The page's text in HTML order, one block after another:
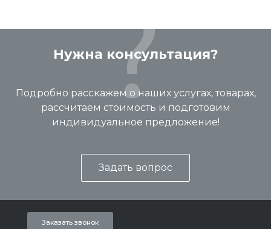
Нужна консультация?
Подробно расскажем о наших услугах, товарах,
рассчитаем стоимость и подготовим
индивидуальное предложение!
Задать вопрос
Заказать звонок